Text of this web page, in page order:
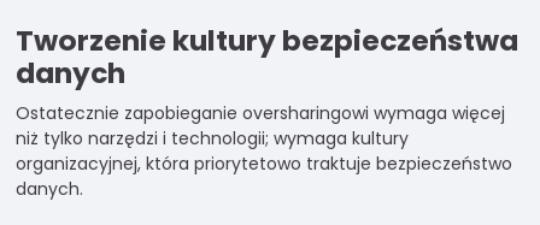
Tworzenie kultury bezpieczeństwa
danych
Ostatecznie zapobieganie oversharingowi wymaga więcej
niż tylko narzędzi i technologii; wymaga kultury
organizacyjnej, która priorytetowo traktuje bezpieczeństwo
danych.